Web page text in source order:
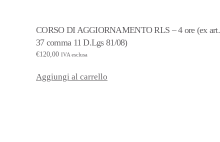
CORSO DI AGGIORNAMENTO RLS – 4 ore (ex art.
37 comma 11 D.Lgs 81/08)
€120,00 IVA esclusa
Aggiungi al carrello